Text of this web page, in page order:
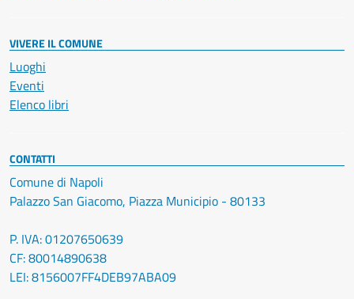
VIVERE IL COMUNE
Luoghi
Eventi
Elenco libri
CONTATTI
Comune di Napoli
Palazzo San Giacomo, Piazza Municipio - 80133
P. IVA: 01207650639
CF: 80014890638
LEI: 8156007FF4DEB97ABA09